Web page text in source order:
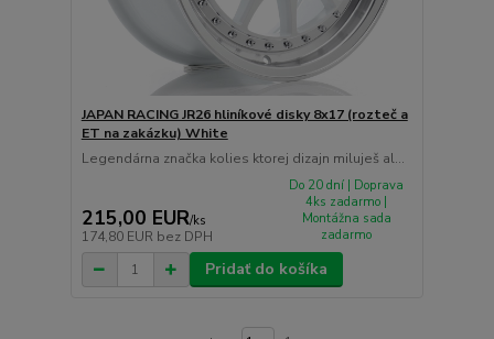
JAPAN RACING JR26 hliníkové disky 8x17 (rozteč a
ET na zakázku) White
Legendárna značka kolies ktorej dizajn miluješ al...
215,00 EUR/ks
174,80 EUR bez DPH
Do 20 dní | Doprava
4ks zadarmo |
Montážna sada
zadarmo
Pridať do košíka